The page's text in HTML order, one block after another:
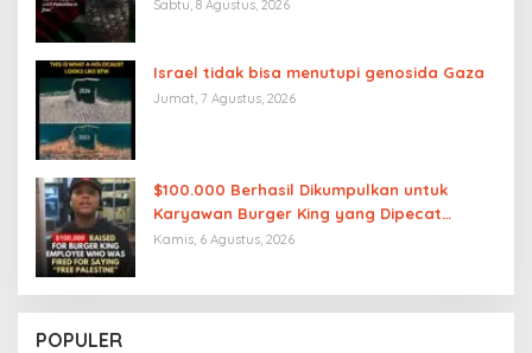
Sabtu, 8 Agustus, 2026
Israel tidak bisa menutupi genosida Gaza
Jumat, 7 Agustus, 2026
$100.000 Berhasil Dikumpulkan untuk
Karyawan Burger King yang Dipecat
karena Mengucapkan “Free Palestine”
Kamis, 6 Agustus, 2026
POPULER